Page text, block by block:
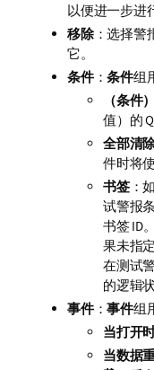
以便进一步进
移除：选择警
它。
条件：条件组
（条件）
值）的
全部清
件时将
书签：
试警报
书签 ID
果未指
在测试
的逻辑
事件：事件组
当打开
当数据